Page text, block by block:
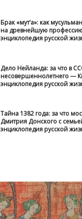
Брак «мут‘а»: как
на древнейшую
энциклопедия русской
Дело Нейланда: за что в
несовершеннолетнего —
энциклопедия русской
Тайна 1382 года: за что
Дмитрия Донского с
энциклопедия русской